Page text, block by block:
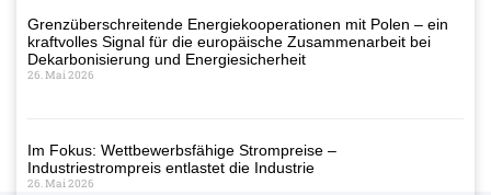
Grenzüberschreitende Energiekooperationen mit Polen – ein
kraftvolles Signal für die europäische Zusammenarbeit bei
Dekarbonisierung und Energiesicherheit
26. Mai 2026
Im Fokus: Wettbewerbsfähige Strompreise –
Industriestrompreis entlastet die Industrie
26. Mai 2026